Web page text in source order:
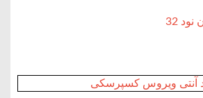
32
آنتی ویروس کسپرسکی